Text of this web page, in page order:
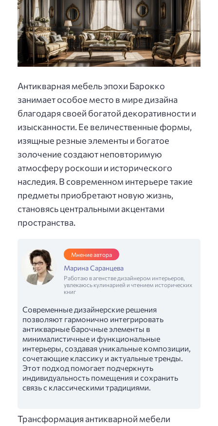
Антикварная мебель эпохи Барокко
занимает особое место в мире дизайна
благодаря своей богатой декоративности и
изысканности. Ее величественные формы,
изящные резные элементы и богатое
золочение создают неповторимую
атмосферу роскоши и исторического
наследия. В современном интерьере такие
предметы приобретают новую жизнь,
становясь центральными акцентами
пространства.
Мнение автора
Марина Саранцева
Работаю в агенстве дизайнером интерьеров,
увлекаюсь кулинарией и чтением исторических
книг
Современные дизайнерские решения
позволяют гармонично интегрировать
антикварные барочные элементы в
минималистичные и функциональные
интерьеры, создавая уникальные композиции,
сочетающие классику и актуальные тренды.
Этот подход помогает подчеркнуть
индивидуальность помещения и сохранить
связь с классическими традициями.
Трансформация антикварной мебели